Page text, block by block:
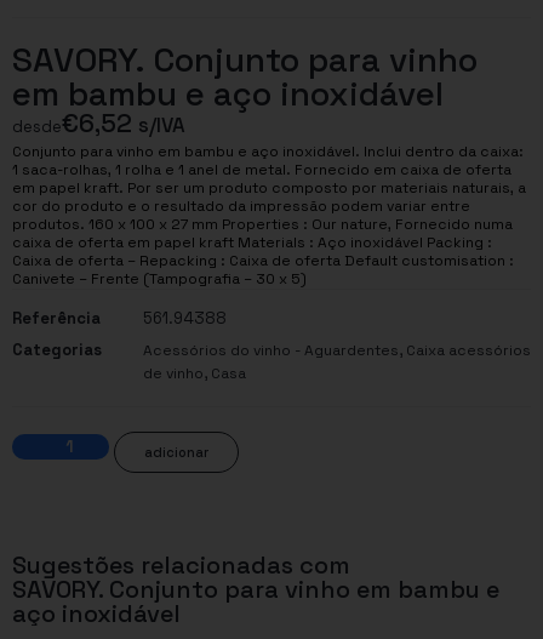
SAVORY. Conjunto para vinho
em bambu e aço inoxidável
desde€6,52 s/IVA
Conjunto para vinho em bambu e aço inoxidável. Inclui dentro da caixa:
1 saca-rolhas, 1 rolha e 1 anel de metal. Fornecido em caixa de oferta
em papel kraft. Por ser um produto composto por materiais naturais, a
cor do produto e o resultado da impressão podem variar entre
produtos. 160 x 100 x 27 mm Properties : Our nature, Fornecido numa
caixa de oferta em papel kraft Materials : Aço inoxidável Packing :
Caixa de oferta – Repacking : Caixa de oferta Default customisation :
Canivete – Frente (Tampografia – 30 x 5)
Referência
561.94388
Categorias
Acessórios do vinho - Aguardentes, Caixa acessórios
de vinho, Casa
adicionar
Sugestões relacionadas com
SAVORY. Conjunto para vinho em bambu e
aço inoxidável